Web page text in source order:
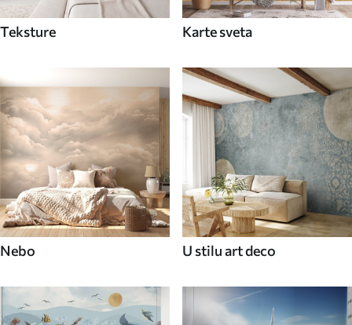
Teksture Karte sveta
Nebo U stilu art deco